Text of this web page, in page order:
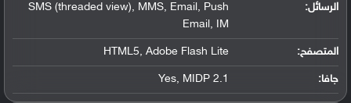
الرسائل:
SMS (threaded view), MMS, Email, Push
Email, IM
المتصفح: HTML5, Adobe Flash Lite
جافا: Yes, MIDP 2.1